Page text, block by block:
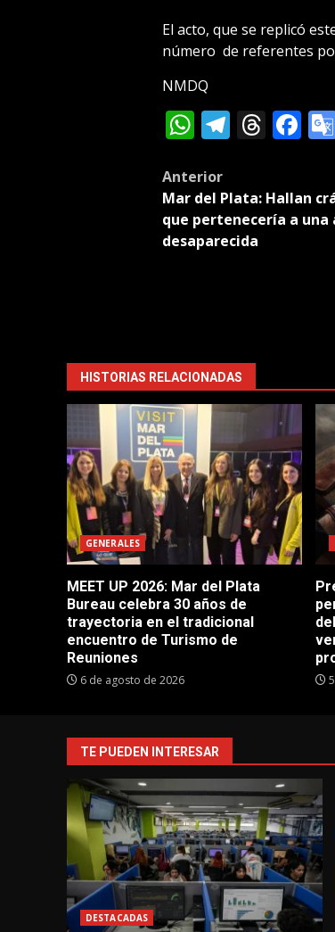
El acto, que se replicó
número de referentes
NMDQ
WhatsApp
Post
navigation
Anterior
Mar del Plata: Hallan
que pertenecería a una
desaparecida
HISTORIAS RELACIONADAS
GENERALES
MEET UP 2026: Mar del Plata
Bureau celebra 30 años de
trayectoria en el tradicional
encuentro de Turismo de
Reuniones
6 de agosto de 2026
TE PUEDEN INTERESAR
DESTACADAS